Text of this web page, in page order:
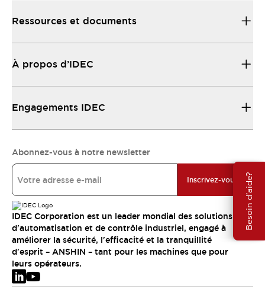
Besoin d'aide?
Ressources et documents
À propos d’IDEC
Engagements IDEC
Abonnez-vous à notre newsletter
Inscrivez-vous
IDEC Corporation est un leader mondial des solutions
d'automatisation et de contrôle industriel, engagé à
améliorer la sécurité, l'efficacité et la tranquillité
d'esprit – ANSHIN – tant pour les machines que pour
leurs opérateurs.